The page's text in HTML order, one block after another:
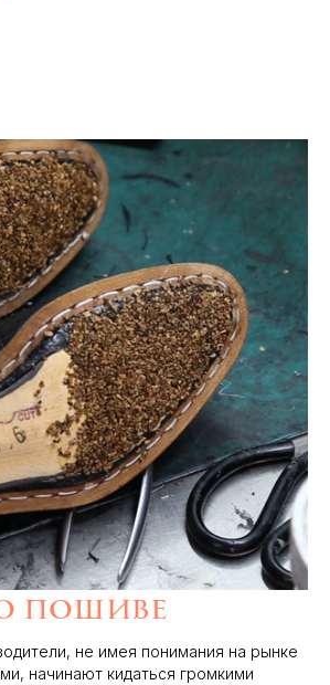
пошиве
не имея понимания на рынке
начинают кидаться громкими